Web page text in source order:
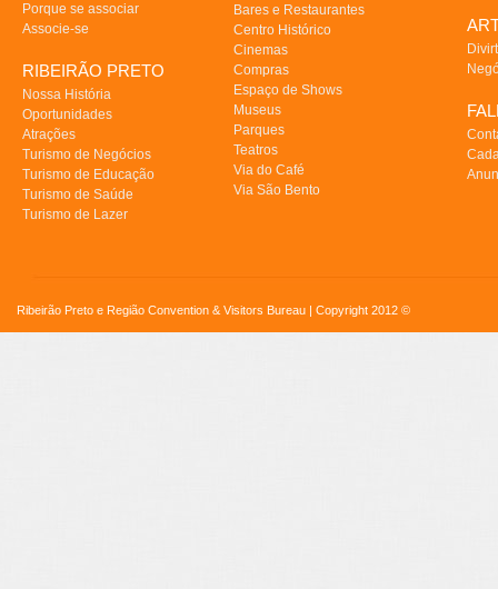
Porque se associar
Associe-se
RIBEIRÃO PRETO
Nossa História
Oportunidades
Atrações
Turismo de Negócios
Turismo de Educação
Turismo de Saúde
Turismo de Lazer
Bares e Restaurantes
Centro Histórico
Cinemas
Compras
Espaço de Shows
Museus
Parques
Teatros
Via do Café
Via São Bento
Ribeirão Preto e Região Convention & Visitors Bureau | Copyright 2012 ©